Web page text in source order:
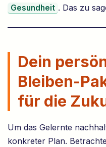
Gesundheit . Das zu
Dein
Bleiben-
für die
Um das Gelernte
konkreter Plan.